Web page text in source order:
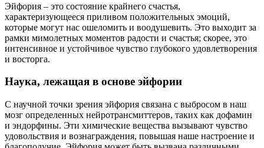
Эйфория – это состояние крайнего счастья,
характеризующееся приливом положительных эмоций,
которые могут нас ошеломить и воодушевить. Это выходит за
рамки мимолетных моментов радости и счастья; скорее, это
интенсивное и устойчивое чувство глубокого удовлетворения
и восторга.
Наука, лежащая в основе эйфории
С научной точки зрения эйфория связана с выбросом в наш
мозг определенных нейротрансмиттеров, таких как дофамин
и эндорфины. Эти химические вещества вызывают чувство
удовольствия и вознаграждения, повышая наше настроение и